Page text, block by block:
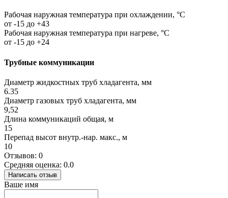
Рабочая наружная температура при охлаждении, °C
от -15 до +43
Рабочая наружная температура при нагреве, °C
от -15 до +24
Трубные коммуникации
Диаметр жидкостных труб хладагента, мм
6.35
Диаметр газовых труб хладагента, мм
9,52
Длина коммуникаций общая, м
15
Перепад высот внутр.-нар. макс., м
10
Отзывов: 0
Средняя оценка: 0.0
Написать отзыв
Ваше имя